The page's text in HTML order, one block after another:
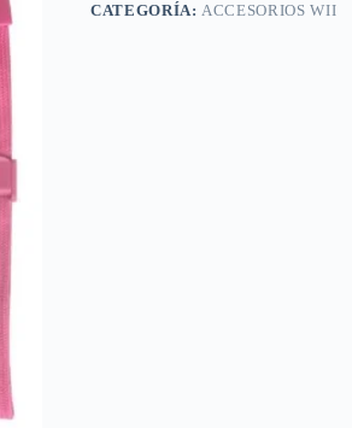
CATEGORÍA:ACCESORIOS WII